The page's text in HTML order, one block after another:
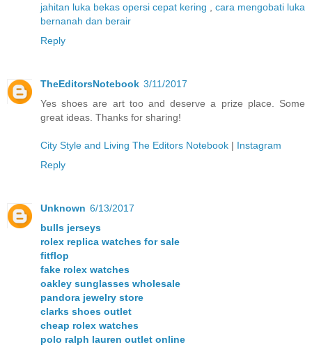
jahitan luka bekas opersi cepat kering
cara mengobati luka
bernanah dan berair
Reply
TheEditorsNotebook 3/11/2017
Yes shoes are art too and deserve a prize place. Some
great ideas. Thanks for sharing!
City Style and Living The Editors Notebook | Instagram
Reply
Unknown 6/13/2017
bulls jerseys
rolex replica watches for sale
fitflop
fake rolex watches
oakley sunglasses wholesale
pandora jewelry store
clarks shoes outlet
cheap rolex watches
polo ralph lauren outlet online